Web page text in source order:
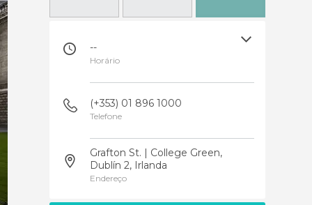
--
Horário
(+353) 01 896 1000
Telefone
Grafton St. | College Green,
Dublín 2, Irlanda
Endereço